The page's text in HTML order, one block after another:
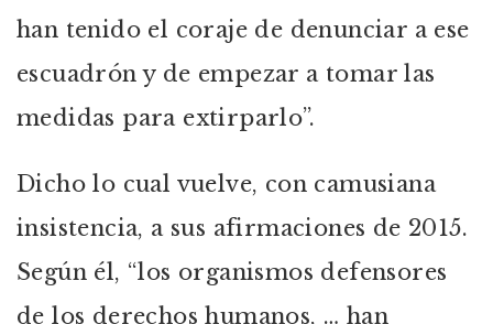
han tenido el coraje de denunciar a ese
escuadrón y de empezar a tomar las
medidas para extirparlo”.
Dicho lo cual vuelve, con camusiana
insistencia, a sus afirmaciones de 2015.
Según él, “los organismos defensores
de los derechos humanos, … han